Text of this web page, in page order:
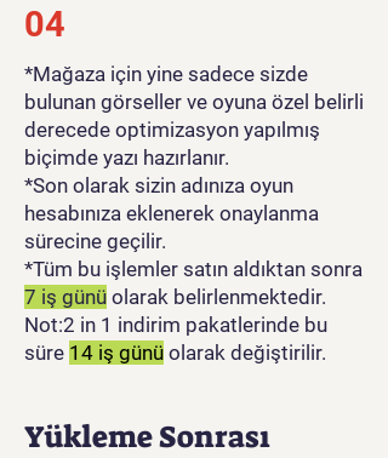
04
*Mağaza için yine sadece sizde
bulunan görseller ve oyuna özel belirli
derecede optimizasyon yapılmış
biçimde yazı hazırlanır.
*Son olarak sizin adınıza oyun
hesabınıza eklenerek onaylanma
sürecine geçilir.
*Tüm bu işlemler satın aldıktan sonra
7 iş günü olarak belirlenmektedir.
Not:2 in 1 indirim pakatlerinde bu
süre 14 iş günü olarak değiştirilir.
Yükleme Sonrası